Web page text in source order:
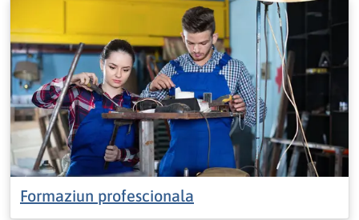
Formaziun profescionala